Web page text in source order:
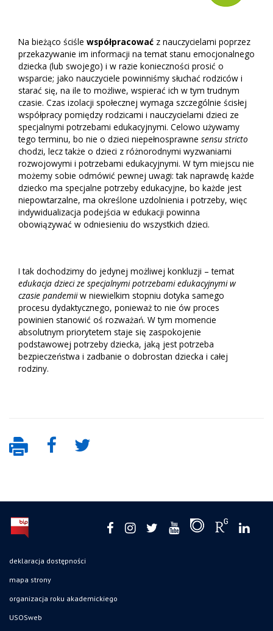
Na bieżąco ściśle współpracować z nauczycielami poprzez
przekazywanie im informacji na temat stanu emocjonalnego
dziecka (lub swojego) i w razie konieczności prosić o
wsparcie; jako nauczyciele powinniśmy słuchać rodziców i
starać się, na ile to możliwe, wspierać ich w tym trudnym
czasie. Czas izolacji społecznej wymaga szczególnie ścisłej
współpracy pomiędzy rodzicami i nauczycielami dzieci ze
specjalnymi potrzebami edukacyjnymi. Celowo używamy
tego terminu, bo nie o dzieci niepełnosprawne sensu stricto
chodzi, lecz także o dzieci z różnorodnymi wyzwaniami
rozwojowymi i potrzebami edukacyjnymi. W tym miejscu nie
możemy sobie odmówić pewnej uwagi: tak naprawdę każde
dziecko ma specjalne potrzeby edukacyjne, bo każde jest
niepowtarzalne, ma określone uzdolnienia i potrzeby, więc
indywidualizacja podejścia w edukacji powinna
obowiązywać w odniesieniu do wszystkich dzieci.
I tak dochodzimy do jedynej możliwej konkluzji – temat
edukacja dzieci ze specjalnymi potrzebami edukacyjnymi w
czasie pandemiiw niewielkim stopniu dotyka samego
procesu dydaktycznego, ponieważ to nie ów proces
powinien stanowić oś rozważań. W tym momencie
absolutnym priorytetem staje się zaspokojenie
podstawowej potrzeby dziecka, jaką jest potrzeba
bezpieczeństwa i zadbanie o dobrostan dziecka i całej
rodziny.
deklaracja dostępności
mapa strony
organizacja roku akademickiego
USOSweb